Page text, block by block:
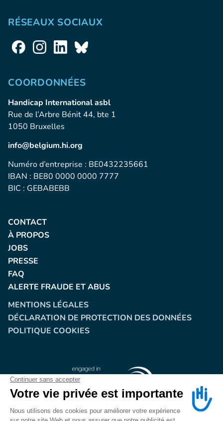
RÉSEAUX SOCIAUX
COORDONNÉES
Handicap International asbl
Rue de l’Arbre Bénit 44, bte 1
1050 Bruxelles
info@belgium.hi.org
Numéro d’entreprise : BE0432235661
IBAN : BE80 0000 0000 7777
BIC : GEBABEBB
CONTACT
À PROPOS
JOBS
PRESSE
FAQ
ALERTE FRAUDE ET ABUS
MENTIONS LÉGALES
DÉCLARATION DE PROTECTION DES DONNÉES
POLITIQUE COOKIES